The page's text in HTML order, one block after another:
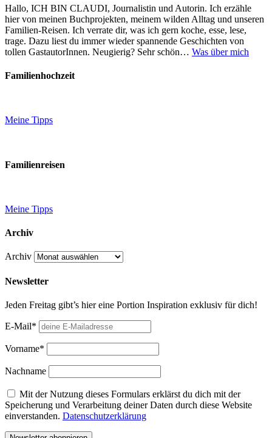
Hallo, ICH BIN CLAUDI, Journalistin und Autorin. Ich erzähle
hier von meinen Buchprojekten, meinem wilden Alltag und unseren
Familien-Reisen. Ich verrate dir, was ich gern koche, esse, lese,
trage. Dazu liest du immer wieder spannende Geschichten von
tollen GastautorInnen. Neugierig? Sehr schön… Was über mich
Familienhochzeit
Meine Tipps
Familienreisen
Meine Tipps
Archiv
Archiv
Newsletter
Jeden Freitag gibt’s hier eine Portion Inspiration exklusiv für dich!
E-Mail*
Vorname*
Nachname
Mit der Nutzung dieses Formulars erklärst du dich mit der
Speicherung und Verarbeitung deiner Daten durch diese Website
einverstanden. Datenschutzerklärung